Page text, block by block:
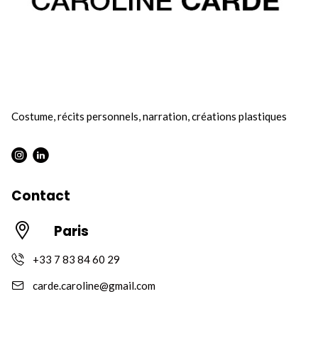
Costume, récits personnels, narration, créations plastiques
Instagram : Round
LInkwdin : Round
Contact
Paris
+33 7 83 84 60 29
carde.caroline@gmail.com